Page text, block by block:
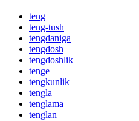
teng
teng-tush
tengdaniga
tengdosh
tengdoshlik
tenge
tengkunlik
tengla
tenglama
tenglan